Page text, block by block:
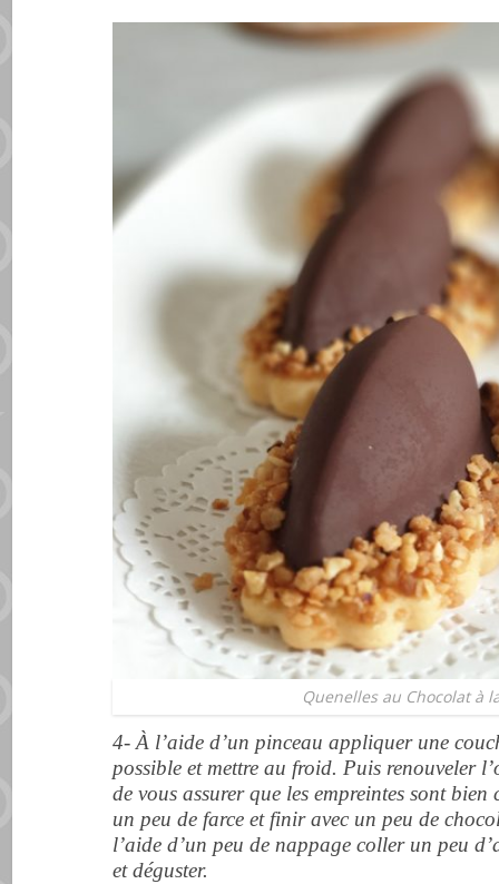
Quenelles au Chocolat à
4- À l’aide d’un pinceau appliquer une
possible et mettre au froid. Puis renouveler
de vous assurer que les empreintes sont
un peu de farce et finir avec un peu de
l’aide d’un peu de nappage coller un peu
et déguster.